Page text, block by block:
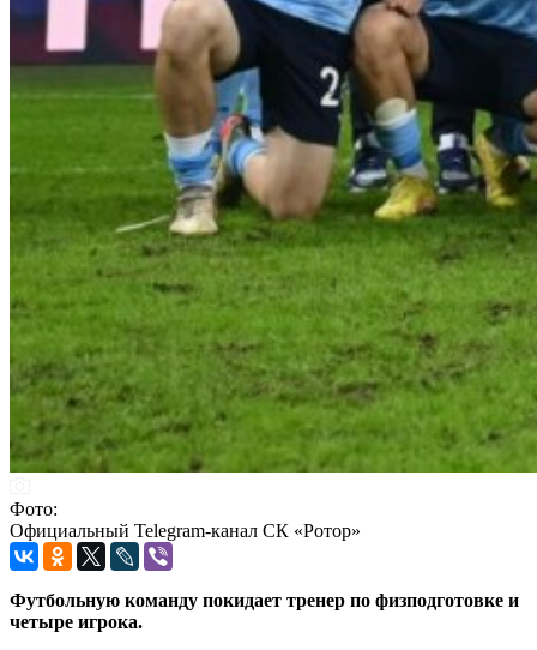
Фото:
Официальный Telegram-канал СК «Ротор»
Футбольную команду покидает тренер по физподготовке и
четыре игрока.